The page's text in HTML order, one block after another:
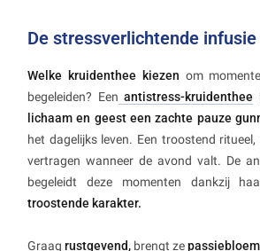
De stressverlichtende infusie
Welke kruidenthee kiezen om
begeleiden? Een antistress-kruidenthee
lichaam en geest een zachte pauze
het dagelijks leven. Een troostend
vertragen wanneer de avond valt. De
begeleidt deze momenten dankzij
troostende karakter.
Graag rustgevend, brengt ze